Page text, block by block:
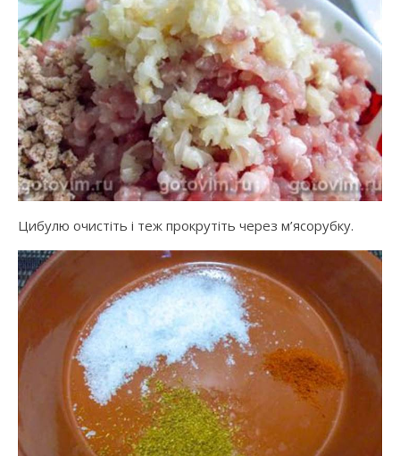
Цибулю очистіть і теж прокрутіть через м’ясорубку.